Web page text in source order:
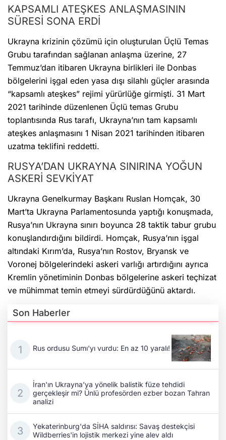
KAPSAMLI ATEŞKES ANLAŞMASININ
SÜRESİ SONA ERDİ
Ukrayna krizinin çözümü için oluşturulan Üçlü Temas
Grubu tarafından sağlanan anlaşma üzerine, 27
Temmuz’dan itibaren Ukrayna birlikleri ile Donbas
bölgelerini işgal eden yasa dışı silahlı güçler arasında
“kapsamlı ateşkes” rejimi yürürlüğe girmişti. 31 Mart
2021 tarihinde düzenlenen Üçlü temas Grubu
toplantısında Rus tarafı, Ukrayna’nın tam kapsamlı
ateşkes anlaşmasını 1 Nisan 2021 tarihinden itibaren
uzatma teklifini reddetti.
RUSYA’DAN UKRAYNA SINIRINA YOĞUN
ASKERİ SEVKİYAT
Ukrayna Genelkurmay Başkanı Ruslan Homçak, 30
Mart’ta Ukrayna Parlamentosunda yaptığı konuşmada,
Rusya’nın Ukrayna sınırı boyunca 28 taktik tabur grubu
konuşlandırdığını bildirdi. Homçak, Rusya’nın işgal
altındaki Kırım’da, Rusya’nın Rostov, Bryansk ve
Voronej bölgelerindeki askeri varlığı artırdığını ayrıca
Kremlin yönetiminin Donbas bölgelerine askeri teçhizat
ve mühimmat temin etmeyi sürdürdüğünü aktardı.
Son Haberler
Rus ordusu Sumı'yı vurdu: En az 10 yaralı!
İran'ın Ukrayna'ya yönelik balistik füze tehdidi
gerçekleşir mi? Ünlü profesörden ezber bozan Tahran
analizi
Yekaterinburg'da SİHA saldırısı: Savaş destekçisi
Wildberries'in lojistik merkezi yine alev aldı